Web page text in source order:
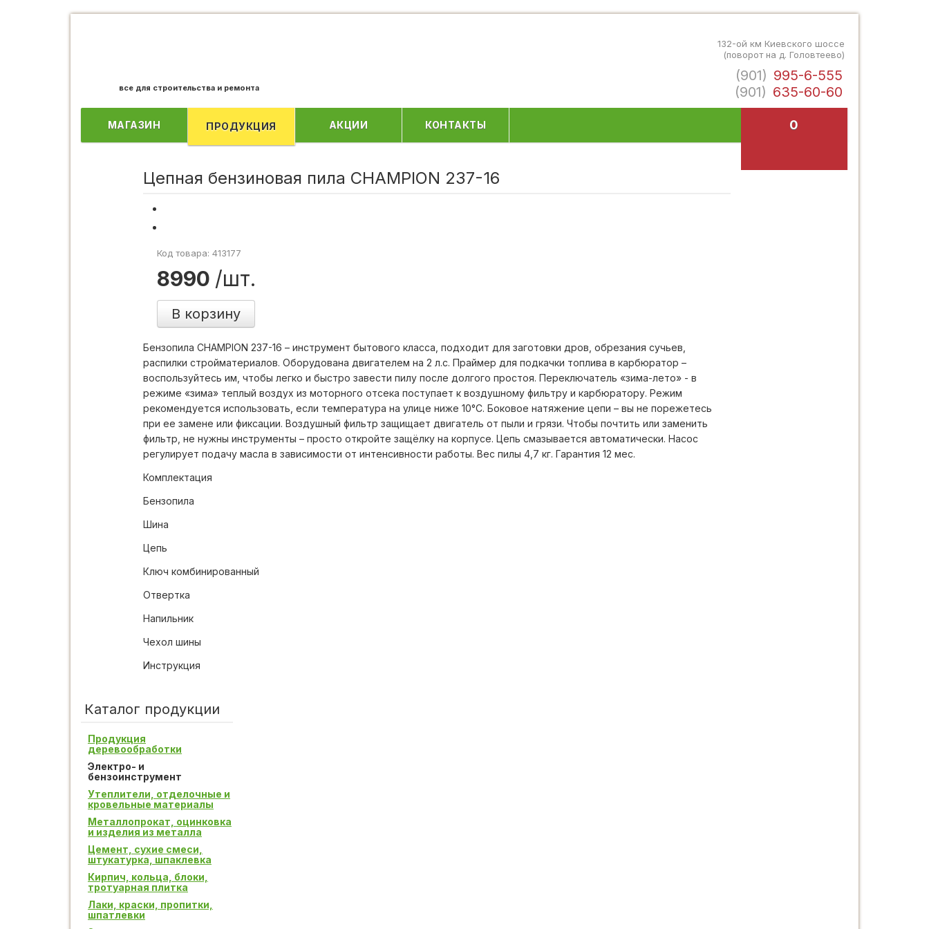
все для строительства и ремонта
132-ой км Киевского шоссе
(поворот на д. Головтеево)
(901) 995-6-555
(901) 635-60-60
МАГАЗИН ПРОДУКЦИЯ АКЦИИ КОНТАКТЫ 0
Цепная бензиновая пила CHAMPION 237-16
Код товара: 413177
8990 /шт.
В корзину
Бензопила CHAMPION 237-16 – инструмент бытового класса, подходит для заготовки дров, обрезания сучьев,
распилки стройматериалов. Оборудована двигателем на 2 л.с. Праймер для подкачки топлива в карбюратор –
воспользуйтесь им, чтобы легко и быстро завести пилу после долгого простоя. Переключатель «зима-лето» - в
режиме «зима» теплый воздух из моторного отсека поступает к воздушному фильтру и карбюратору. Режим
рекомендуется использовать, если температура на улице ниже 10°С. Боковое натяжение цепи – вы не порежетесь
при ее замене или фиксации. Воздушный фильтр защищает двигатель от пыли и грязи. Чтобы почтить или заменить
фильтр, не нужны инструменты – просто откройте защёлку на корпусе. Цепь смазывается автоматически. Насос
регулирует подачу масла в зависимости от интенсивности работы. Вес пилы 4,7 кг. Гарантия 12 мес.
Комплектация
Бензопила
Шина
Цепь
Ключ комбинированный
Отвертка
Напильник
Чехол шины
Инструкция
Каталог продукции
Продукция
деревообработки
Электро- и
бензоинструмент
Утеплители, отделочные и
кровельные материалы
Металлопрокат, оцинковка
и изделия из металла
Цемент, сухие смеси,
штукатурка, шпаклевка
Кирпич, кольца, блоки,
тротуарная плитка
Лаки, краски, пропитки,
шпатлевки